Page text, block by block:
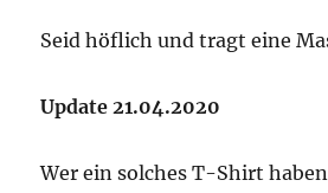
Seid höflich und tragt eine
Update 21.04.2020
Wer ein solches T-Shirt